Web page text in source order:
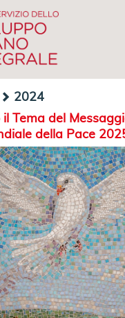
2024
Tema del
della Pace